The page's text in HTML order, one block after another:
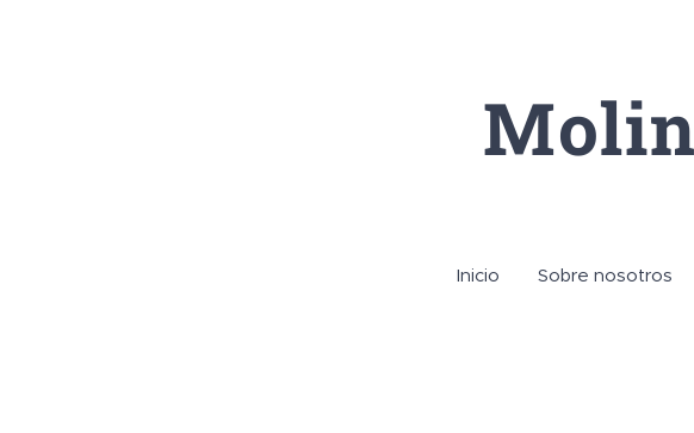
Inicio Sobre nosotros